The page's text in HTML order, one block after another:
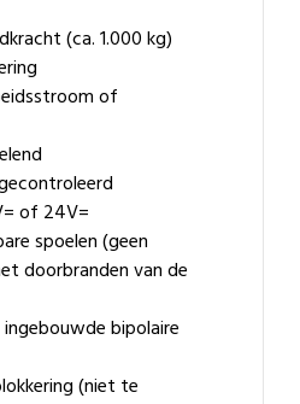
(ca. 1.000 kg)
of
of 24V=
spoelen (geen
doorbranden van de
bipolaire
(niet te